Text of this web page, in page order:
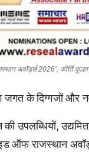
अवॉर्ड्स 2026’, कीर्ति
जगत के दिग्गजों और
की उपलब्धियों,
ऑफ राजस्थान